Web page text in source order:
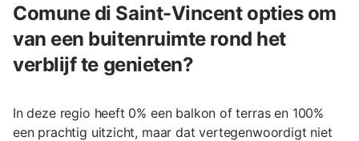
Comune di Saint-Vincent opties om
van een buitenruimte rond het
verblijf te genieten?
In deze regio heeft 0% een balkon of terras en 100%
een prachtig uitzicht, maar dat vertegenwoordigt niet